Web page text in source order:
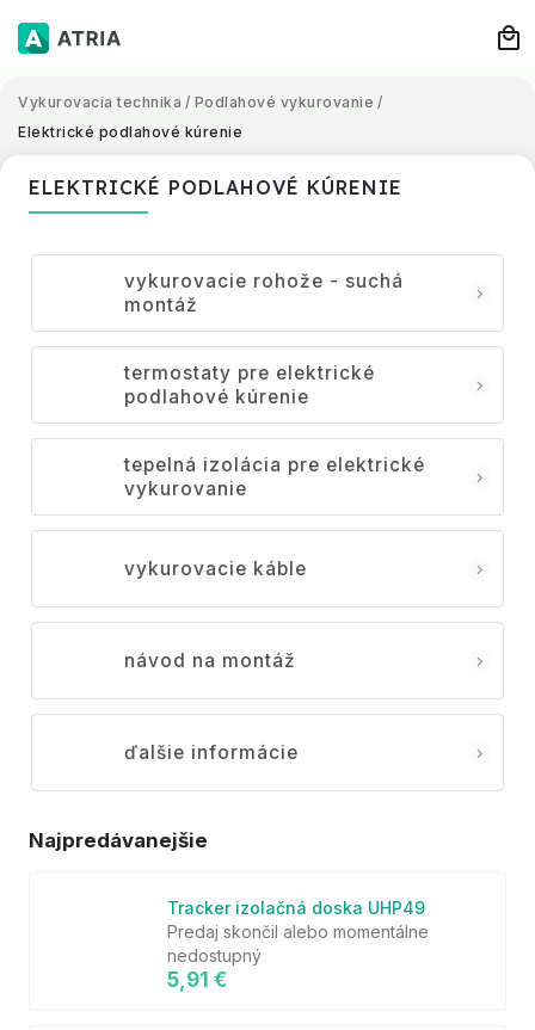
Vykurovacia technika / Podlahové vykurovanie /
Elektrické podlahové kúrenie
ELEKTRICKÉ PODLAHOVÉ KÚRENIE
vykurovacie rohože - suchá
montáž
termostaty pre elektrické
podlahové kúrenie
tepelná izolácia pre elektrické
vykurovanie
vykurovacie káble
návod na montáž
ďalšie informácie
Najpredávanejšie
Tracker izolačná doska UHP49
Predaj skončil alebo momentálne
nedostupný
5,91 €